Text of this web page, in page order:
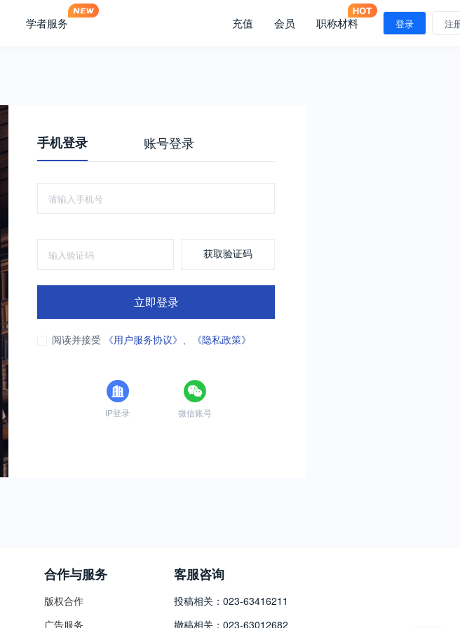
学者服务 充值 会员 职称材料 登录 注
手机登录 账号登录
获取验证码
立即登录
阅读并接受 《用户服务协议》 、 《隐私政策》
IP登录 微信账号
合作与服务
版权合作
广告服务
客服咨询
投稿相关：023-63416211
撤稿相关：023-63012682